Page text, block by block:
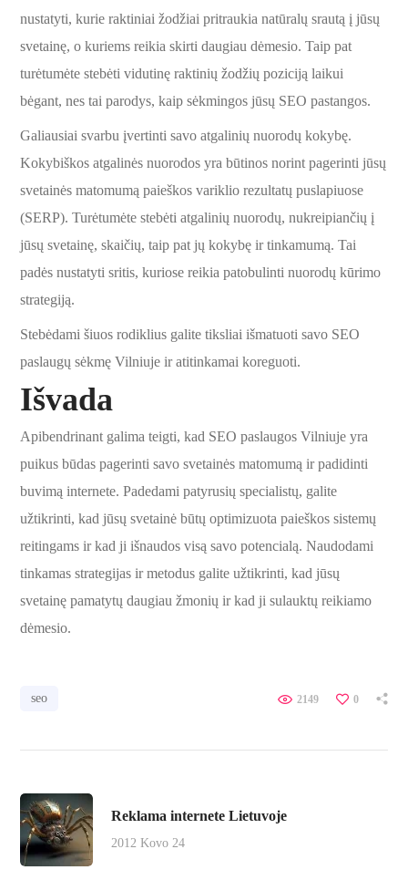
nustatyti, kurie raktiniai žodžiai pritraukia natūralų srautą į jūsų
svetainę, o kuriems reikia skirti daugiau dėmesio. Taip pat
turėtumėte stebėti vidutinę raktinių žodžių poziciją laikui
bėgant, nes tai parodys, kaip sėkmingos jūsų SEO pastangos.
Galiausiai svarbu įvertinti savo atgalinių nuorodų kokybę.
Kokybiškos atgalinės nuorodos yra būtinos norint pagerinti jūsų
svetainės matomumą paieškos variklio rezultatų puslapiuose
(SERP). Turėtumėte stebėti atgalinių nuorodų, nukreipiančių į
jūsų svetainę, skaičių, taip pat jų kokybę ir tinkamumą. Tai
padės nustatyti sritis, kuriose reikia patobulinti nuorodų kūrimo
strategiją.
Stebėdami šiuos rodiklius galite tiksliai išmatuoti savo SEO
paslaugų sėkmę Vilniuje ir atitinkamai koreguoti.
Išvada
Apibendrinant galima teigti, kad SEO paslaugos Vilniuje yra
puikus būdas pagerinti savo svetainės matomumą ir padidinti
buvimą internete. Padedami patyrusių specialistų, galite
užtikrinti, kad jūsų svetainė būtų optimizuota paieškos sistemų
reitingams ir kad ji išnaudos visą savo potencialą. Naudodami
tinkamas strategijas ir metodus galite užtikrinti, kad jūsų
svetainę pamatytų daugiau žmonių ir kad ji sulauktų reikiamo
dėmesio.
seo 0
2149
Reklama internete Lietuvoje
2012 Kovo 24